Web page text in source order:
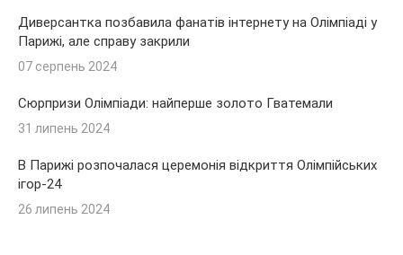
Диверсантка позбавила фанатів інтернету на Олімпіаді у
Парижі, але справу закрили
07 серпень 2024
Сюрпризи Олімпіади: найперше золото Гватемали
31 липень 2024
В Парижі розпочалася церемонія відкриття Олімпійських
ігор-24
26 липень 2024